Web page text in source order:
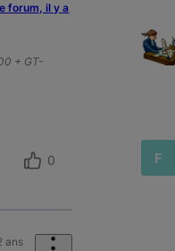
forum, il y a
+ GT-
0
ans
F